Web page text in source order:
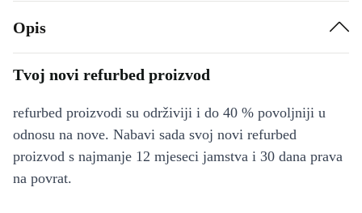
Opis
Tvoj novi refurbed proizvod
refurbed proizvodi su održiviji i do 40 % povoljniji u
odnosu na nove. Nabavi sada svoj novi refurbed
proizvod s najmanje 12 mjeseci jamstva i 30 dana prava
na povrat.